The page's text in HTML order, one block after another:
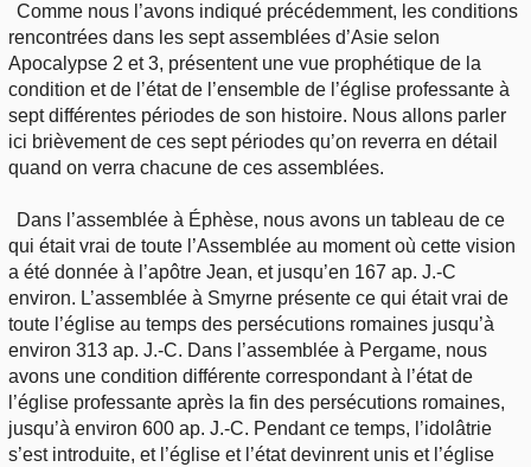
Comme nous l’avons indiqué précédemment, les conditions
rencontrées dans les sept assemblées d’Asie selon
Apocalypse 2 et 3, présentent une vue prophétique de la
condition et de l’état de l’ensemble de l’église professante à
sept différentes périodes de son histoire. Nous allons parler
ici brièvement de ces sept périodes qu’on reverra en détail
quand on verra chacune de ces assemblées.
Dans l’assemblée à Éphèse, nous avons un tableau de ce
qui était vrai de toute l’Assemblée au moment où cette vision
a été donnée à l’apôtre Jean, et jusqu’en 167 ap. J.-C
environ. L’assemblée à Smyrne présente ce qui était vrai de
toute l’église au temps des persécutions romaines jusqu’à
environ 313 ap. J.-C. Dans l’assemblée à Pergame, nous
avons une condition différente correspondant à l’état de
l’église professante après la fin des persécutions romaines,
jusqu’à environ 600 ap. J.-C. Pendant ce temps, l’idolâtrie
s’est introduite, et l’église et l’état devinrent unis et l’église